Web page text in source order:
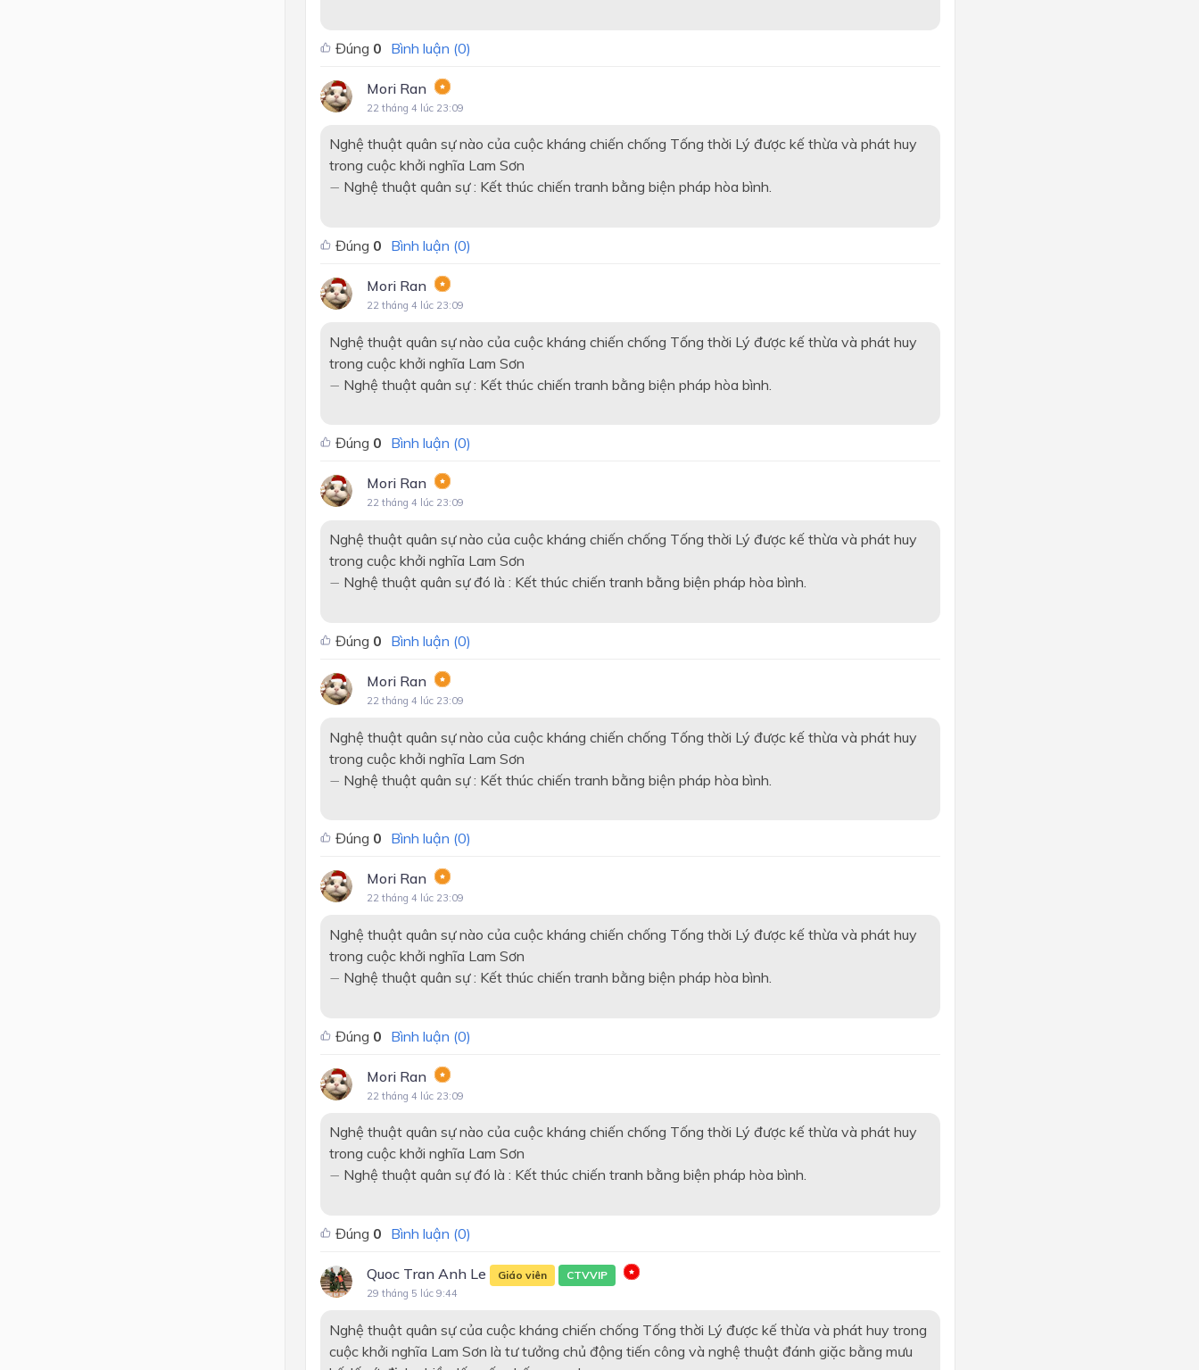
Đúng 0 Bình luận (0)
Mori Ran
22 tháng 4 lúc 23:09
Nghệ thuật quân sự nào của cuộc kháng chiến chống Tống thời Lý được kế thừa và phát huy
trong cuộc khởi nghĩa Lam Sơn
−
− Nghệ thuật quân sự : Kết thúc chiến tranh bằng biện pháp hòa bình.
Đúng 0 Bình luận (0)
Mori Ran
22 tháng 4 lúc 23:09
Nghệ thuật quân sự nào của cuộc kháng chiến chống Tống thời Lý được kế thừa và phát huy
trong cuộc khởi nghĩa Lam Sơn
−
− Nghệ thuật quân sự : Kết thúc chiến tranh bằng biện pháp hòa bình.
Đúng 0 Bình luận (0)
Mori Ran
22 tháng 4 lúc 23:09
Nghệ thuật quân sự nào của cuộc kháng chiến chống Tống thời Lý được kế thừa và phát huy
trong cuộc khởi nghĩa Lam Sơn
−
− Nghệ thuật quân sự đó là : Kết thúc chiến tranh bằng biện pháp hòa bình.
Đúng 0 Bình luận (0)
Mori Ran
22 tháng 4 lúc 23:09
Nghệ thuật quân sự nào của cuộc kháng chiến chống Tống thời Lý được kế thừa và phát huy
trong cuộc khởi nghĩa Lam Sơn
−
− Nghệ thuật quân sự : Kết thúc chiến tranh bằng biện pháp hòa bình.
Đúng 0 Bình luận (0)
Mori Ran
22 tháng 4 lúc 23:09
Nghệ thuật quân sự nào của cuộc kháng chiến chống Tống thời Lý được kế thừa và phát huy
trong cuộc khởi nghĩa Lam Sơn
−
− Nghệ thuật quân sự : Kết thúc chiến tranh bằng biện pháp hòa bình.
Đúng 0 Bình luận (0)
Mori Ran
22 tháng 4 lúc 23:09
Nghệ thuật quân sự nào của cuộc kháng chiến chống Tống thời Lý được kế thừa và phát huy
trong cuộc khởi nghĩa Lam Sơn
−
− Nghệ thuật quân sự đó là : Kết thúc chiến tranh bằng biện pháp hòa bình.
Đúng 0 Bình luận (0)
Quoc Tran Anh Le Giáo viên CTVVIP
29 tháng 5 lúc 9:44
Nghệ thuật quân sự của cuộc kháng chiến chống Tống thời Lý được kế thừa và phát huy trong
cuộc khởi nghĩa Lam Sơn là tư tưởng chủ động tiến công và nghệ thuật đánh giặc bằng mưu